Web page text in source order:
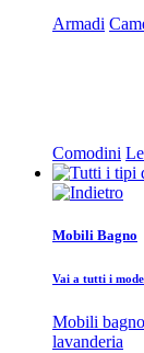
Armadi
Comodini
Mobili Bagno
Vai a tutti i
Mobili
lavanderia